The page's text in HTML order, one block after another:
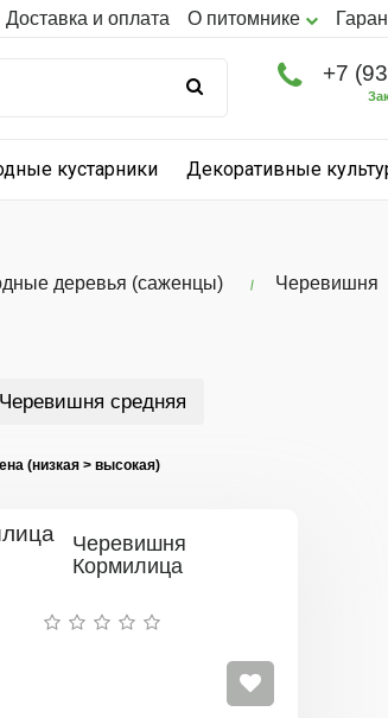
Доставка и оплата О питомнике
+7
кустарники Декоративные
деревья (саженцы) Черевишня
Черевишня средняя
Черевишня
Кормилица